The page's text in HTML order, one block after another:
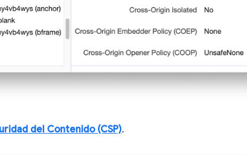
del Contenido (CSP).